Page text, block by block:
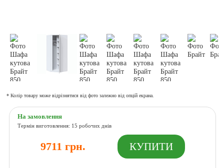
* Колір товару може відрізнятися від фото залежно від опцій екрана.
На замовлення
Термін виготовлення: 15 робочих днів
9711 грн.